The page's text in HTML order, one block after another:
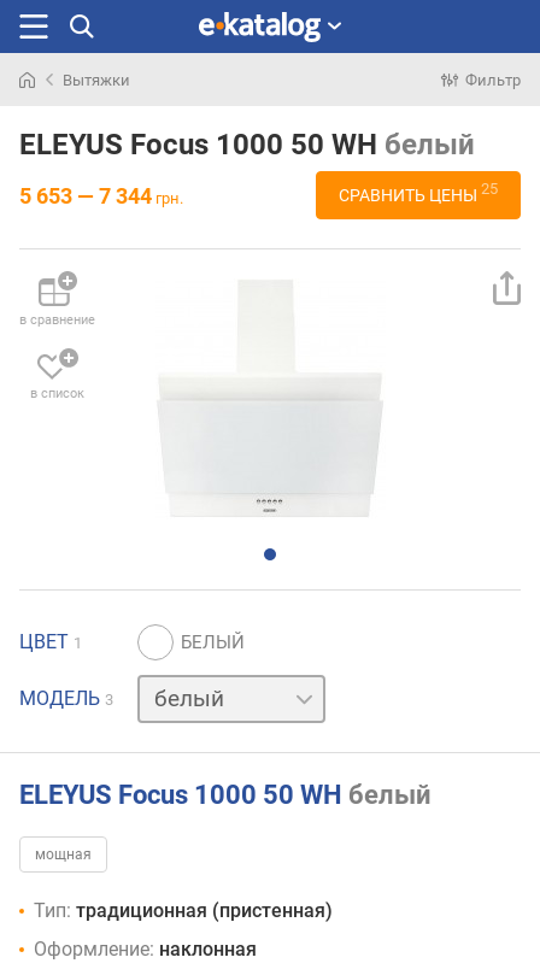
раньше
Вытяжки Фильтр
ELEYUS Focus 1000 50 WH белый
5 653 — 7 344 грн. СРАВНИТЬ ЦЕНЫ 25
в сравнение
в список
ЦВЕТ 1
МОДЕЛЬ 3
нержавейка
черный
ELEYUS Focus 1000 50 WH белый
мощная
Тип: традиционная (пристенная)
Оформление: наклонная